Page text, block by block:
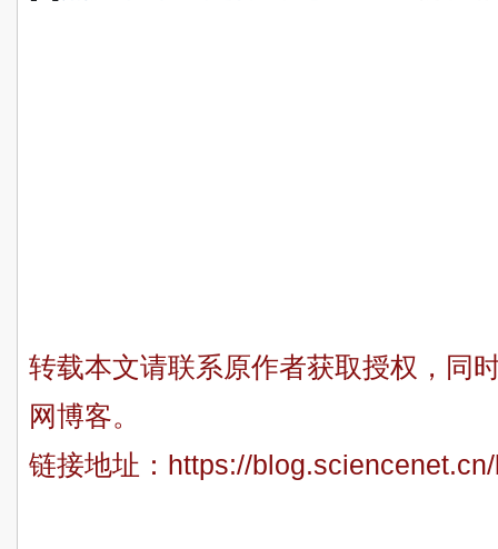
转载本文请联系原作者获取授权，同
网博客。
链接地址： https://